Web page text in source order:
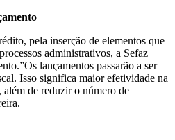
pela inserção de elementos que
administrativos, a Sefaz
lançamentos passarão a ser
Isso significa maior efetividade na
além de reduzir o número de